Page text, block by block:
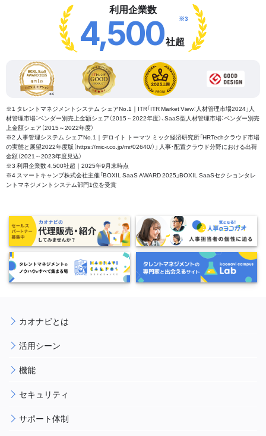
利用企業数
4,500社超
※3
※1 タレントマネジメントシステム シェアNo.1｜ITR「ITR Market View：人材管理市場2024」人
材管理市場：ベンダー別売上金額シェア（2015～2022年度）、SaaS型人材管理市場：ベンダー別売
上金額シェア（2015～2022年度）
※2 人事管理システム シェアNo.1｜デロイト トーマツ ミック経済研究所「HRTechクラウド市場
の実態と展望2022年度版（https://mic-r.co.jp/mr/02640/）」 人事・配置クラウド分野における出荷
金額（2021～2023年度見込）
※3 利用企業数 4,500社超｜2025年9月末時点
※4 スマートキャンプ株式会社主催「BOXIL SaaS AWARD 2025」BOXIL SaaSセクションタレ
ントマネジメントシステム部門1位を受賞
カオナビとは
活用シーン
機能
セキュリティ
サポート体制